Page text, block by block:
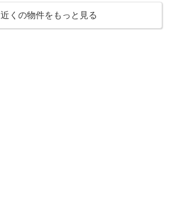
近くの物件をもっと見る